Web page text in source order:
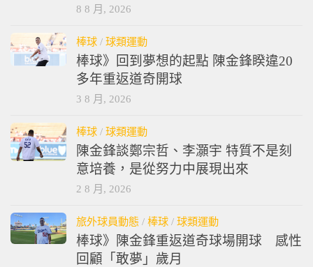
8 8 月, 2026
棒球 / 球類運動
棒球》回到夢想的起點 陳金鋒睽違20
多年重返道奇開球
3 8 月, 2026
棒球 / 球類運動
陳金鋒談鄭宗哲、李灝宇 特質不是刻
意培養，是從努力中展現出來
2 8 月, 2026
旅外球員動態 / 棒球 / 球類運動
棒球》陳金鋒重返道奇球場開球 感性
回顧「敢夢」歲月